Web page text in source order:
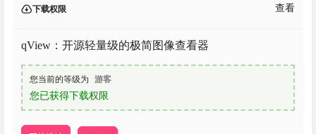
下载权限 查看
qView：开源轻量级的极简图像查看器
您当前的等级为 游客
您已获得下载权限